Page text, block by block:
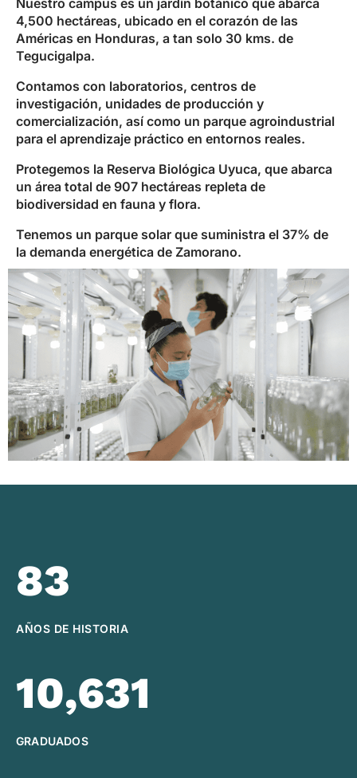
Nuestro campus es un jardín botánico que abarca
4,500 hectáreas, ubicado en el corazón de las
Américas en Honduras, a tan solo 30 kms. de
Tegucigalpa.
Contamos con laboratorios, centros de
investigación, unidades de producción y
comercialización, así como un parque agroindustrial
para el aprendizaje práctico en entornos reales.
Protegemos la Reserva Biológica Uyuca, que abarca
un área total de 907 hectáreas repleta de
biodiversidad en fauna y flora.
Tenemos un parque solar que suministra el 37% de
la demanda energética de Zamorano.
83
AÑOS DE HISTORIA
10,631
GRADUADOS